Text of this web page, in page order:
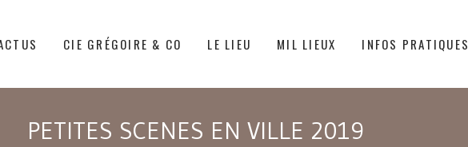
CIE GRÉGOIRE & CO LE LIEU MIL LIEUX INFOS PRATIQUES
PETITES SCENES EN VILLE 2019